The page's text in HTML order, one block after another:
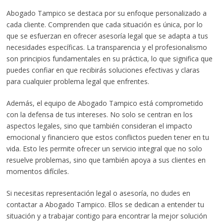
Abogado Tampico se destaca por su enfoque personalizado a
cada cliente. Comprenden que cada situación es única, por lo
que se esfuerzan en ofrecer asesoría legal que se adapta a tus
necesidades específicas. La transparencia y el profesionalismo
son principios fundamentales en su práctica, lo que significa que
puedes confiar en que recibirás soluciones efectivas y claras
para cualquier problema legal que enfrentes.
Además, el equipo de Abogado Tampico está comprometido
con la defensa de tus intereses. No solo se centran en los
aspectos legales, sino que también consideran el impacto
emocional y financiero que estos conflictos pueden tener en tu
vida. Esto les permite ofrecer un servicio integral que no solo
resuelve problemas, sino que también apoya a sus clientes en
momentos difíciles.
Si necesitas representación legal o asesoría, no dudes en
contactar a Abogado Tampico. Ellos se dedican a entender tu
situación y a trabajar contigo para encontrar la mejor solución